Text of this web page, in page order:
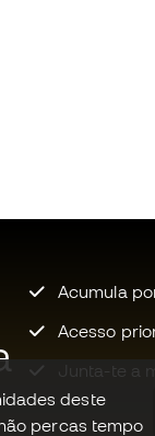
deste
percas tempo
Acumula
Acesso
Junta-te a